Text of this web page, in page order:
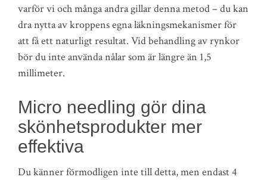
varför vi och många andra gillar denna metod – du kan
dra nytta av kroppens egna läkningsmekanismer för
att få ett naturligt resultat. Vid behandling av rynkor
bör du inte använda nålar som är längre än 1,5
millimeter.
Micro needling gör dina
skönhetsprodukter mer
effektiva
Du känner förmodligen inte till detta, men endast 4